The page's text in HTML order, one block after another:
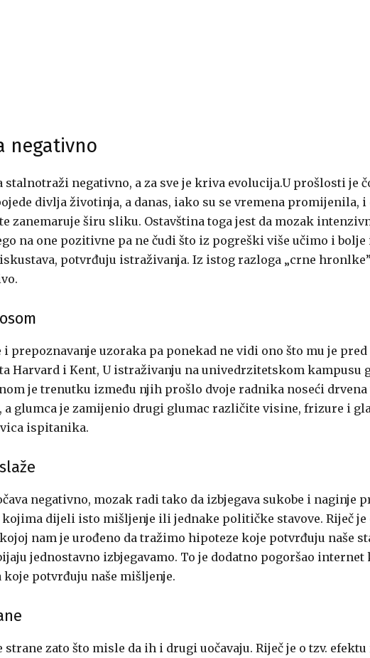
negativno
negativno, a za sve je kriva evolucija.U prošlosti je
divlja životinja, a danas, iako su se vremena promijenila, i
zanemaruje širu sliku. Ostavština toga jest da mozak
na one pozitivne pa ne čudi što iz pogreški više učimo i bolje
potvrđuju istraživanja. Iz istog razloga „crne
i prepoznavanje uzoraka pa ponekad ne vidi ono što mu je pred
Harvard i Kent, U istraživanju na univedrzitetskom kampusu
je trenutku između njih prošlo dvoje radnika noseći drvena
a glumca je zamijenio drugi glumac različite visine, frizure i
ispitanika.
negativno, mozak radi tako da izbjegava sukobe i naginje
dijeli isto mišljenje ili jednake političke stavove. Riječ je
nam je urođeno da tražimo hipoteze koje potvrđuju naše
jednostavno izbjegavamo. To je dodatno pogoršao internet
potvrđuju naše mišljenje.
zato što misle da ih i drugi uočavaju. Riječ je o tzv.